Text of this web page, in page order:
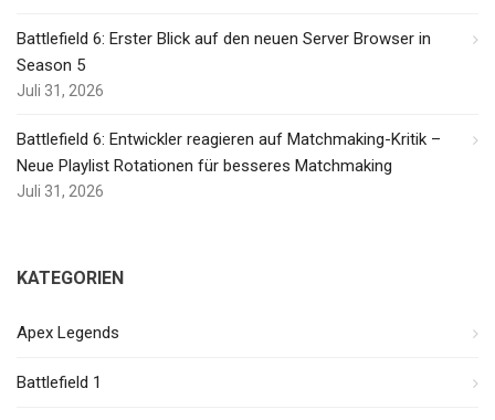
Battlefield 6: Erster Blick auf den neuen Server Browser in
Season 5
Juli 31, 2026
Battlefield 6: Entwickler reagieren auf Matchmaking-Kritik –
Neue Playlist Rotationen für besseres Matchmaking
Juli 31, 2026
KATEGORIEN
Apex Legends
Battlefield 1